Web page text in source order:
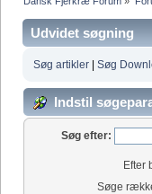
Udvidet søgning
Søg artikler |Søg
Indstil
Søg efter:
Efter
Søge